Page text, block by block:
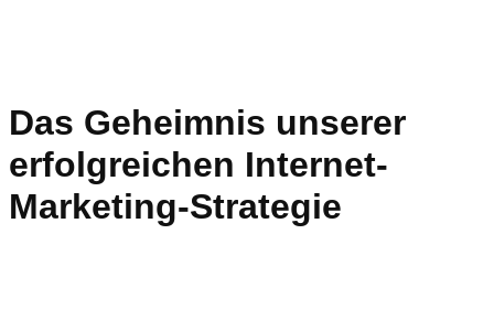
Das Geheimnis unserer
erfolgreichen Internet-
Marketing-Strategie